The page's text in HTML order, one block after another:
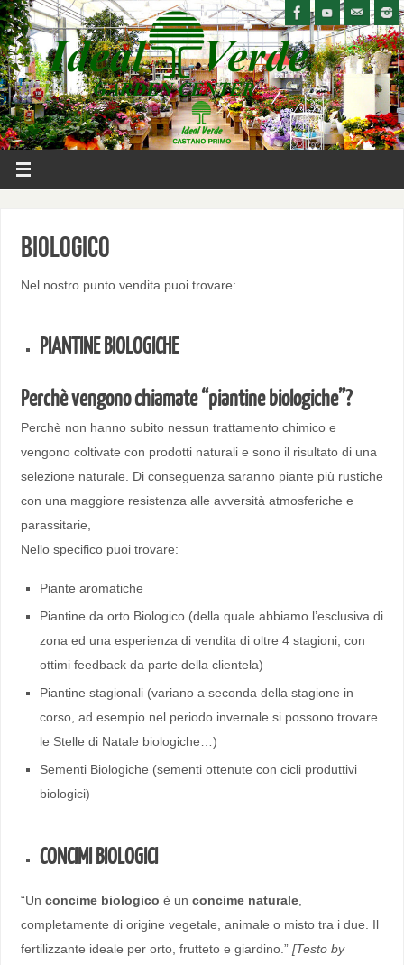
Biologico
Nel nostro punto vendita puoi trovare:
PIANTINE BIOLOGICHE
Perchè vengono chiamate “piantine biologiche”?
Perchè non hanno subito nessun trattamento chimico e
vengono coltivate con prodotti naturali e sono il risultato di una
selezione naturale. Di conseguenza saranno piante più rustiche
con una maggiore resistenza alle avversità atmosferiche e
parassitarie,
Nello specifico puoi trovare:
Piante aromatiche
Piantine da orto Biologico (della quale abbiamo l’esclusiva di
zona ed una esperienza di vendita di oltre 4 stagioni, con
ottimi feedback da parte della clientela)
Piantine stagionali (variano a seconda della stagione in
corso, ad esempio nel periodo invernale si possono trovare
le Stelle di Natale biologiche…)
Sementi Biologiche (sementi ottenute con cicli produttivi
biologici)
CONCIMI BIOLOGICI
“Un concime biologico è un concime naturale,
completamente di origine vegetale, animale o misto tra i due. Il
fertilizzante ideale per orto, frutteto e giardino.” [Testo by